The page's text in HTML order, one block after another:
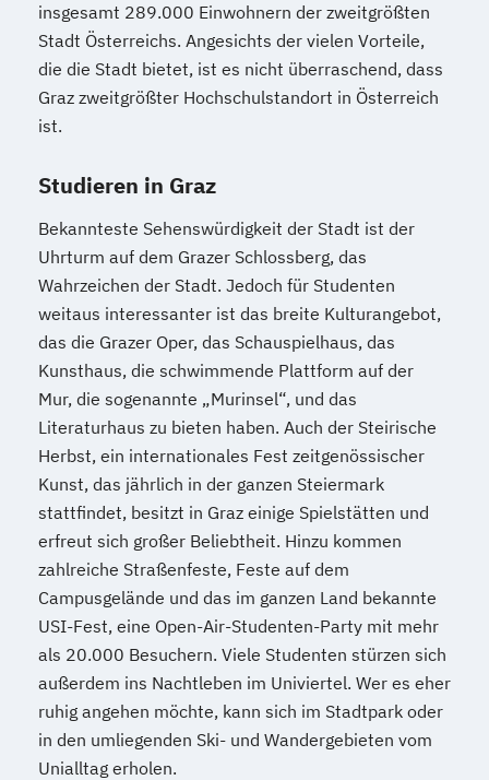
Internationales Marketing
Journalismus und digitale Kommunikation
Kindheitspädagogik
Kommunikationspsychologie
Logopädie
Machine Learning (EN)
Management (DE/EN)
Marketing
Marketing und digitale Medien
Marketingmanagement Maschinenbau
Master of Business Administration (DE/EN)
Mechatronik
Mediation und Konfliktmanagement
Mediendesign Medieninformatik
Medienmanagement
Medizinische Informatik Medizintechnik
Modemanagement
Nachhaltiges Management
New Work
Online Marketing
Online Marketing (DE/EN)
Personalentwicklung
Personalmanagement
Sportmanagement und Training
System Test Engineering
System Test Engineering
Studienrichtung im Masterstudiengang
Versicherungsmanagement
Visuelle Kommunikation und
Bildmanagement
Wirtschaftsinformatik eHealth
insgesamt 289.000 Einwohnern der zweitgrößten
Stadt Österreichs. Angesichts der vielen Vorteile,
die die Stadt bietet, ist es nicht überraschend, dass
Graz zweitgrößter Hochschulstandort in Österreich
ist.
Studieren in Graz
Bekannteste Sehenswürdigkeit der Stadt ist der
Uhrturm auf dem Grazer Schlossberg, das
Wahrzeichen der Stadt. Jedoch für Studenten
weitaus interessanter ist das breite Kulturangebot,
das die Grazer Oper, das Schauspielhaus, das
Kunsthaus, die schwimmende Plattform auf der
Mur, die sogenannte „Murinsel“, und das
Literaturhaus zu bieten haben. Auch der Steirische
Herbst, ein internationales Fest zeitgenössischer
Kunst, das jährlich in der ganzen Steiermark
stattfindet, besitzt in Graz einige Spielstätten und
erfreut sich großer Beliebtheit. Hinzu kommen
zahlreiche Straßenfeste, Feste auf dem
Campusgelände und das im ganzen Land bekannte
USI-Fest, eine Open-Air-Studenten-Party mit mehr
als 20.000 Besuchern. Viele Studenten stürzen sich
außerdem ins Nachtleben im Univiertel. Wer es eher
ruhig angehen möchte, kann sich im Stadtpark oder
in den umliegenden Ski- und Wandergebieten vom
Unialltag erholen.